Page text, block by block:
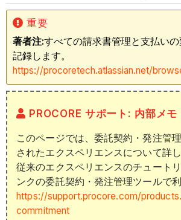
重要
著者注:すべての請求書管理と支払い
記録します。
https://procoretech.atlassian.net/
PROCORE サポート: 内部メモ
このページでは、委託契約・発注管
されたエクスペリエンスについて詳
従来のエクスペリエンスのチュート
ンクの委託契約・発注管理ツールで
https://support.procore.com/
commitment